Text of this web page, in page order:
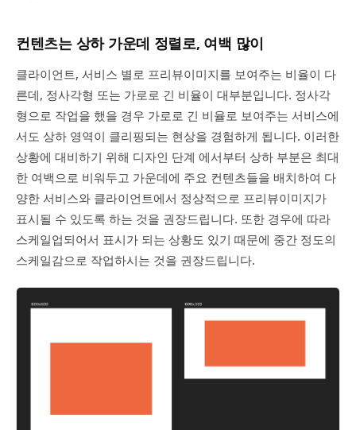
컨텐츠는 상하 가운데 정렬로, 여백 많이
클라이언트, 서비스 별로 프리뷰이미지를 보여주는 비율이 다
른데, 정사각형 또는 가로로 긴 비율이 대부분입니다. 정사각
형으로 작업을 했을 경우 가로로 긴 비율로 보여주는 서비스에
서도 상하 영역이 클리핑되는 현상을 경험하게 됩니다. 이러한
상황에 대비하기 위해 디자인 단계 에서부터 상하 부분은 최대
한 여백으로 비워두고 가운데에 주요 컨텐츠들을 배치하여 다
양한 서비스와 클라이언트에서 정상적으로 프리뷰이미지가
표시될 수 있도록 하는 것을 권장드립니다. 또한 경우에 따라
스케일업되어서 표시가 되는 상황도 있기 때문에 중간 정도의
스케일감으로 작업하시는 것을 권장드립니다.